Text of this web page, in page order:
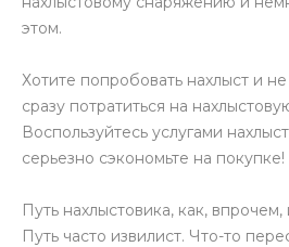
этом.
Хотите попробовать нахлыст и
сразу потратиться на
Воспользуйтесь услугами
серьезно сэкономьте на покупке!
Путь нахлыстовика, как,
Путь часто извилист. Что-то